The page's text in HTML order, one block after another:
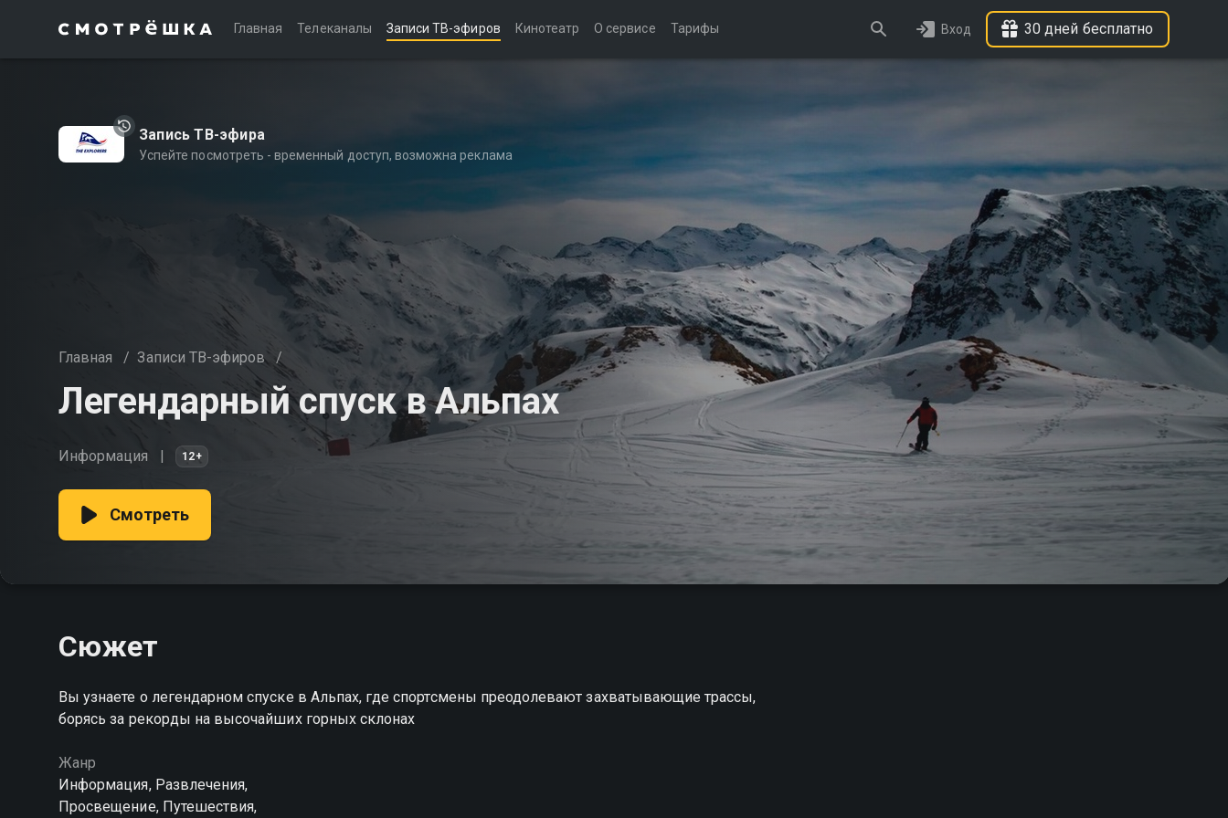
Главная Телеканалы Записи ТВ-эфиров Кинотеатр О сервисе Тарифы Вход 30 дней бесплатно
Запись ТВ-эфира
Успейте посмотреть - временный доступ, возможна реклама
Главная / Записи ТВ-эфиров /
Легендарный спуск в Альпах
Информация 12+
Смотреть
Сюжет
Вы узнаете о легендарном спуске в Альпах, где спортсмены преодолевают захватывающие трассы,
борясь за рекорды на высочайших горных склонах
Жанр
Информация, Развлечения,
Просвещение, Путешествия,